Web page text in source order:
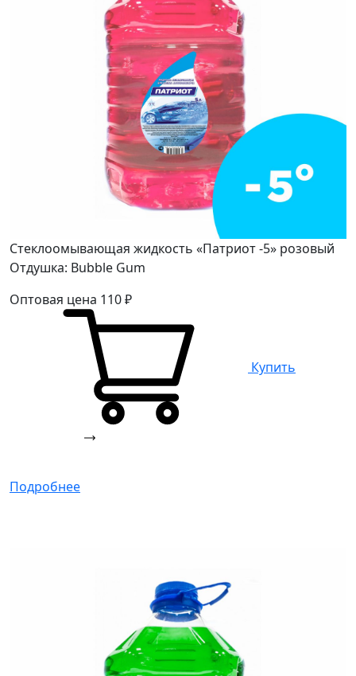
Стеклоомывающая жидкость «Патриот -5» розовый
Отдушка: Bubble Gum
Оптовая цена 110₽
Купить
Подробнее